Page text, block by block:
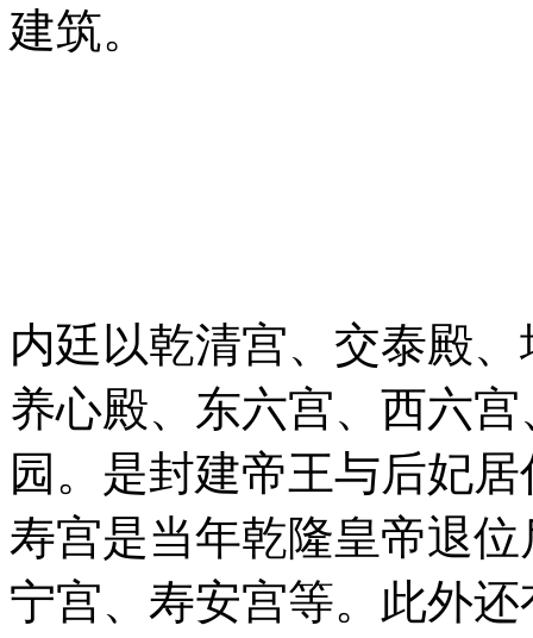
建筑。
内廷以乾清宫、交泰殿
养心殿、东六宫、西六
园。是封建帝王与后妃
寿宫是当年乾隆皇帝退
宁宫、寿安宫等。此外